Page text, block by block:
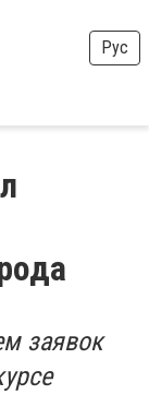
Рус
заявок